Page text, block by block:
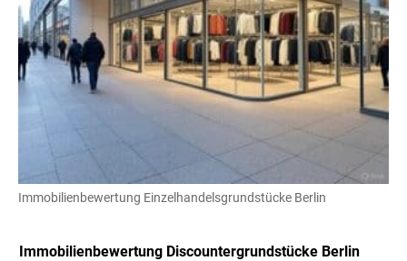
Immobilienbewertung Einzelhandelsgrundstücke Berlin
Immobilienbewertung Discountergrundstücke Berlin